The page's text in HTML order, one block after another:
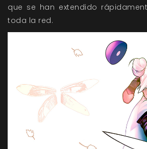
que se han extendido
toda la red.